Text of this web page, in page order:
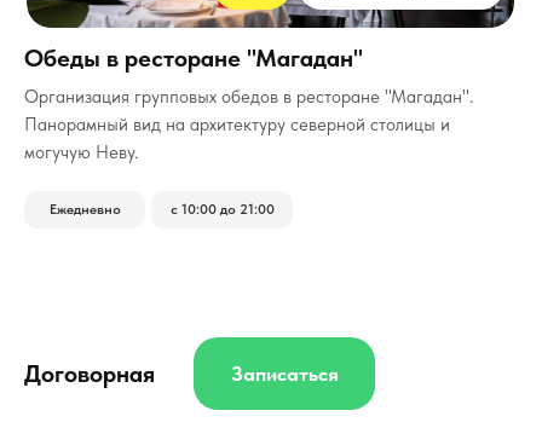
Организация групповых обедов в ресторане "Магадан".
Панорамный вид на архитектуру северной столицы и
могучую Неву.
Договорная
Ежедневно с 10:00 до 21:00
Записаться
Обеды в ресторане "Магадан"